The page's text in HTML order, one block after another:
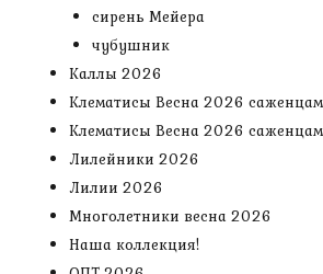
сирень Мейера
чубушник
Каллы 2026
Клематисы Весна 2026 саженцам
Клематисы Весна 2026
Лилейники 2026
Лилии 2026
Многолетники весна 2026
Наша коллекция!